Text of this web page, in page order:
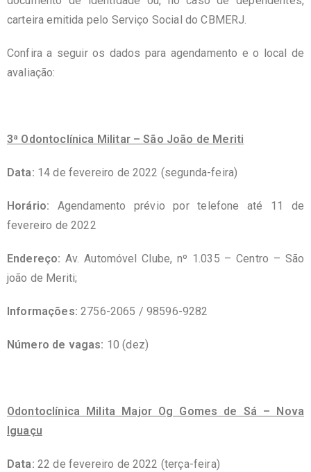
carteira emitida pelo Serviço Social do CBMERJ.
Confira a seguir os dados para agendamento e o local de
avaliação:
3ª Odontoclínica Militar – São João de Meriti
Data: 14 de fevereiro de 2022 (segunda-feira)
Horário: Agendamento prévio por telefone até 11 de
fevereiro de 2022
Endereço:Av. Automóvel Clube, nº 1.035 – Centro – São
joão de Meriti;
Informações: 2756-2065 / 98596-9282
Número de vagas: 10 (dez)
Odontoclínica Milita Major Og Gomes de Sá – Nova
Iguaçu
Data: 22 de fevereiro de 2022 (terça-feira)